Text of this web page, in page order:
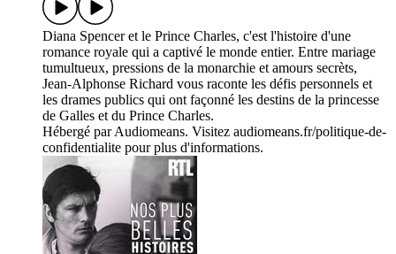
Diana Spencer et le Prince Charles, c'est l'histoire d'une
romance royale qui a captivé le monde entier. Entre mariage
tumultueux, pressions de la monarchie et amours secrèts,
Jean-Alphonse Richard vous raconte les défis personnels et
les drames publics qui ont façonné les destins de la princesse
de Galles et du Prince Charles.
Hébergé par Audiomeans. Visitez audiomeans.fr/politique-de-
confidentialite pour plus d'informations.